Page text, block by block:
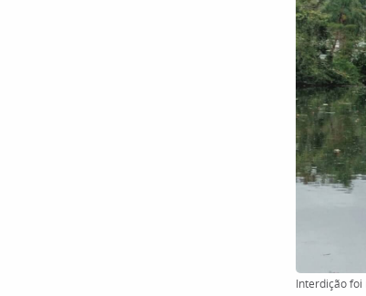
Interdição foi